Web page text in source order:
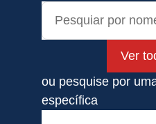
Ver
ou pesquise por
específica